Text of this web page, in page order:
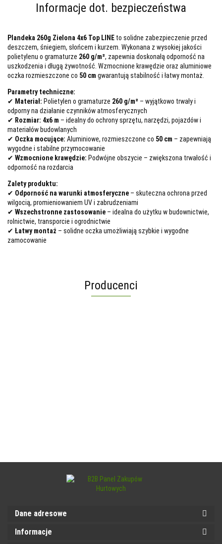
Informacje dot. bezpieczeństwa
Plandeka 260g Zielona 4x6 Top LINE to solidne zabezpieczenie przed
deszczem, śniegiem, słońcem i kurzem. Wykonana z wysokiej jakości
polietylenu o gramaturze 260 g/m², zapewnia doskonałą odporność na
uszkodzenia i długą żywotność. Wzmocnione krawędzie oraz aluminiowe
oczka rozmieszczone co 50 cm gwarantują stabilność i łatwy montaż.
Parametry techniczne:
✔ Materiał: Polietylen o gramaturze 260 g/m² – wyjątkowo trwały i
odporny na działanie czynników atmosferycznych
✔ Rozmiar: 4x6 m – idealny do ochrony sprzętu, narzędzi, pojazdów i
materiałów budowlanych
✔ Oczka mocujące: Aluminiowe, rozmieszczone co 50 cm – zapewniają
wygodne i stabilne przymocowanie
✔ Wzmocnione krawędzie: Podwójne obszycie – zwiększona trwałość i
odporność na rozdarcia
Zalety produktu:
✔ Odporność na warunki atmosferyczne – skuteczna ochrona przed
wilgocią, promieniowaniem UV i zabrudzeniami
✔ Wszechstronne zastosowanie – idealna do użytku w budownictwie,
rolnictwie, transporcie i ogrodnictwie
✔ Łatwy montaż – solidne oczka umożliwiają szybkie i wygodne
zamocowanie
Producenci
Dane adresowe
Informacje